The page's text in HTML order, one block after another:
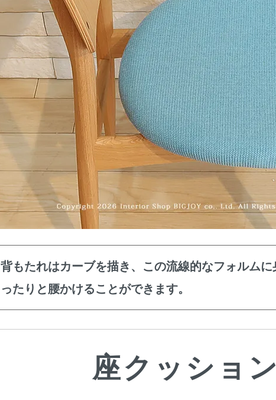
背もたれはカーブを描き、この流線的なフォルム
ったりと腰かけることができます。
座クッション